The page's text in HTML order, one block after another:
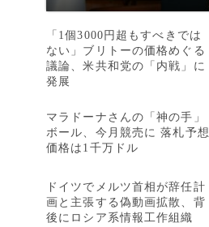
「1個3000円超もすべきでは
ない」ブリトーの価格めぐる
議論、米共和党の「内戦」に
発展
マラドーナさんの「神の手」
ボール、今月競売に 落札予想
価格は1千万ドル
ドイツでメルツ首相が辞任計
画と主張する偽動画拡散、背
後にロシア系情報工作組織